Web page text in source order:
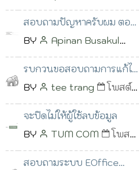
โพสต์เมื่อ 12 พ.ค. 2566
เวลา 14:56 น.
สอบถามปัญหาครับผม ตอน
ออก report เป็บใบสมัคร
เรียนโดยใช้ Mpdf แล้ว
BY
Apinan Busakul
โพสต์เมื่อ 19 มี.ค. 2566
รบกวนขอสอบถามการแก้ไข
ข้อความเข้า line notify ของ
ระบบสารบรรณ
BY tee trang
โพสต์
เมื่อ 05 เม.ย. 2566 เวลา
จะปิดไม่ให้ผู้ใช้ลบข้อมูล
BY
TUM COM
โพสต์
เมื่อ 06 พ.ค. 2566 เวลา
สอบถามระบบ EOffice